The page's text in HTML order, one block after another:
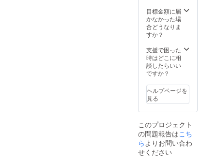
ださ
い。
支援
予定：
2025年
06月
が、万
が一初
期不良
合は、
即時交
換対応
させて
きま
良が発
覚した
場合は
問い合
わせ
ページ
からご
発送期
日が遅
れる場
す。 ＊
配送状
況のト
ラブル
り遅れ
る可能
性もご
ざいま
検品に
は万全
を期し
ており
ます
で、シ
ワが目
立つ場
す。(ご
使用に
問題は
ありま
＊ご注
文状
況、使
用部材
配・製
造工程
上など
の都合
により
格とな
りま
す。 ＊
商品の
は、PC
の画面
と実物
で多少
て見え
ること
がござ
いま
使用し
ている
生地が
柔らか
いの
目標金額に届
かなかった場
合どうなりま
すか？
支援で困った
時はどこに相
談したらいい
ですか？
ヘルプページを
見る
このプロジェクト
の問題報告はこち
ら よりお問い合わ
せください